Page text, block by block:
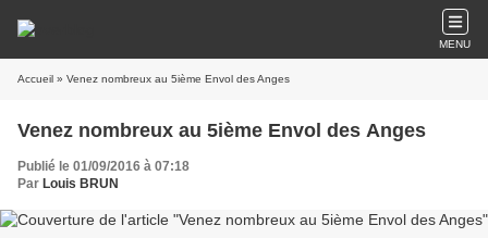
MENU
Accueil » Venez nombreux au 5ième Envol des Anges
Venez nombreux au 5ième Envol des Anges
Publié le 01/09/2016 à 07:18
Par Louis BRUN